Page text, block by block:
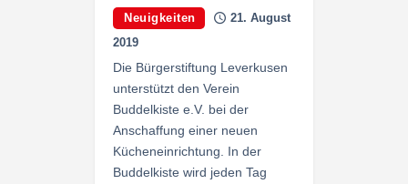
Neuigkeiten
21. August
2019
Die Bürgerstiftung Leverkusen
unterstützt den Verein
Buddelkiste e.V. bei der
Anschaffung einer neuen
Kücheneinrichtung. In der
Buddelkiste wird jeden Tag